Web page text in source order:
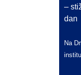
–
dan
Na